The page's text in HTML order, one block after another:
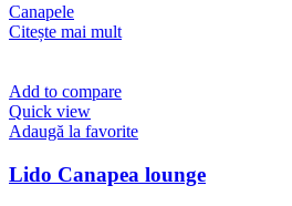
Canapele
Citește mai mult
Add to compare
Quick view
Adaugă la favorite
Lido Canapea lounge